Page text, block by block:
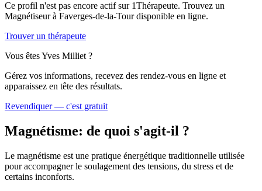
Ce profil n'est pas encore actif sur 1Thérapeute. Trouvez un
Magnétiseurà Faverges-de-la-Tourdisponible en ligne.
Trouver un thérapeute
Vous êtesYves Milliet ?
Gérez vos informations, recevez des rendez-vous en ligne et
apparaissez en tête des résultats.
Revendiquer — c'est gratuit
Magnétisme: de quoi s'agit-il ?
Le magnétisme est une pratique énergétique traditionnelle utilisée
pour accompagner le soulagement des tensions, du stress et de
certains inconforts.